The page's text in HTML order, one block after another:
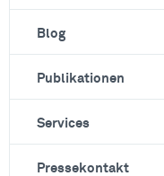
Blog
Publikationen
Services
Pressekontakt